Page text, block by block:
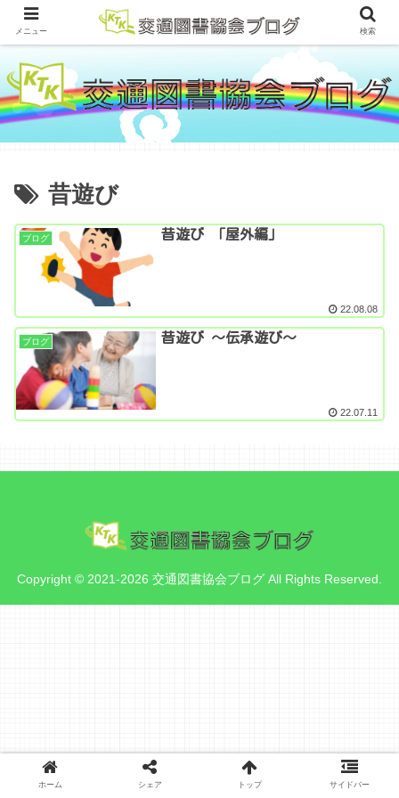
昔遊び
ブログ 昔遊び 「屋外編」
22.08.08
ブログ 昔遊び ～伝承遊び～
22.07.11
Copyright © 2021-2026 交通図書協会ブログ All Rights Reserved.
メニュー 検索
ホーム シェア トップ サイドバー